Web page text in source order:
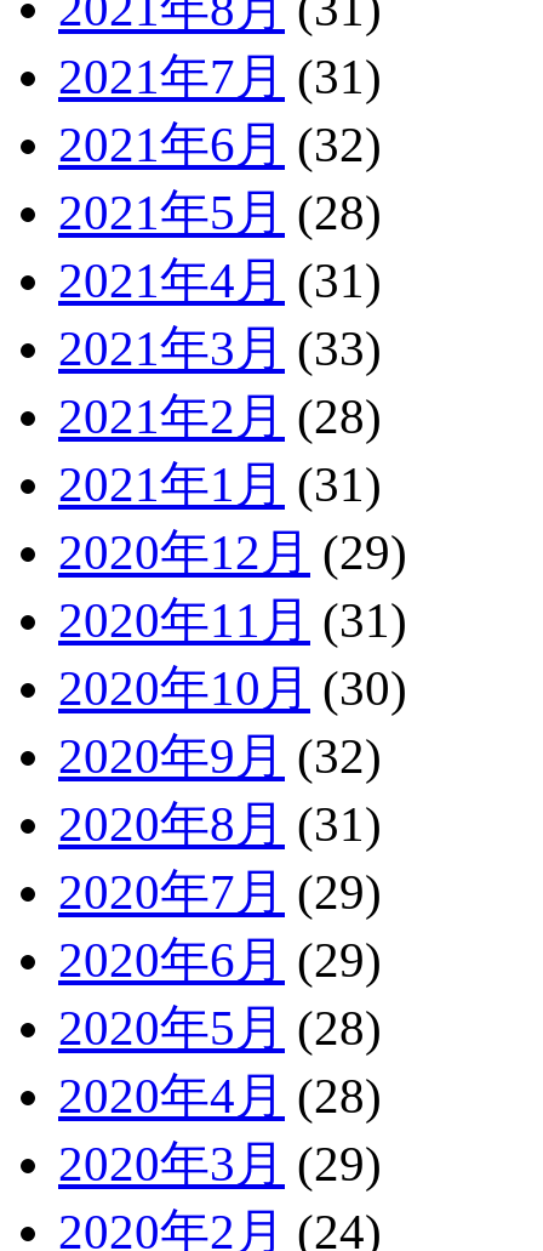
2021年7月 (31)
2021年6月 (32)
2021年5月 (28)
2021年4月 (31)
2021年3月 (33)
2021年2月 (28)
2021年1月 (31)
2020年12月 (29)
2020年11月 (31)
2020年10月 (30)
2020年9月 (32)
2020年8月 (31)
2020年7月 (29)
2020年6月 (29)
2020年5月 (28)
2020年4月 (28)
2020年3月 (29)
2020年2月 (24)